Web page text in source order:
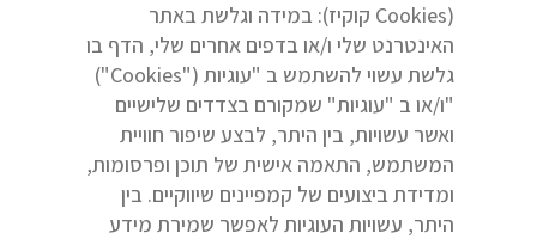
(Cookies קוקיז): במידה וגלשת באתר
האינטרנט שלי ו/או בדפים אחרים שלי, הדף בו
גלשת עשוי להשתמש ב "עוגיות ("Cookies")
"ו/או ב "עוגיות" שמקורם בצדדים שלישיים
ואשר עשויות, בין היתר, לבצע שיפור חוויית
המשתמש, התאמה אישית של תוכן ופרסומות,
ומדידת ביצועים של קמפיינים שיווקיים. בין
היתר, עשויות העוגיות לאפשר שמירת מידע